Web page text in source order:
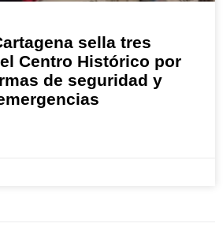
sella tres
Centro Histórico por
de seguridad y